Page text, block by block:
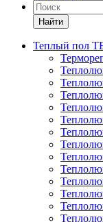
Найти
Теплый пол